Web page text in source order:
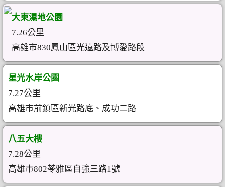
大東濕地公園
7.26公里
高雄市830鳳山區光遠路及博愛路段
星光水岸公園
7.27公里
高雄市前鎮區新光路底、成功二路
八五大樓
7.28公里
高雄市802苓雅區自強三路1號